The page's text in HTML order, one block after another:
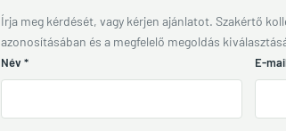
Írja meg kérdését, vagy kérjen ajánlatot. Szakértő
azonosításában és a megfelelő megoldás
Név * E-